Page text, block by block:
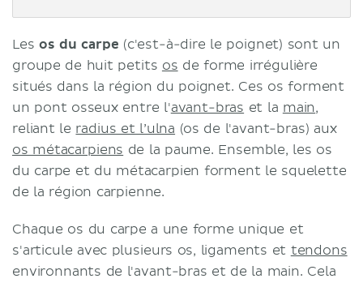
Les os du carpe (c'est-à-dire le poignet) sont un
groupe de huit petits os de forme irrégulière
situés dans la région du poignet. Ces os forment
un pont osseux entre l'avant-bras et la main,
reliant le radius et l’ulna (os de l'avant-bras) aux
os métacarpiens de la paume. Ensemble, les os
du carpe et du métacarpien forment le squelette
de la région carpienne.
Chaque os du carpe a une forme unique et
s'articule avec plusieurs os, ligaments et tendons
environnants de l'avant-bras et de la main. Cela